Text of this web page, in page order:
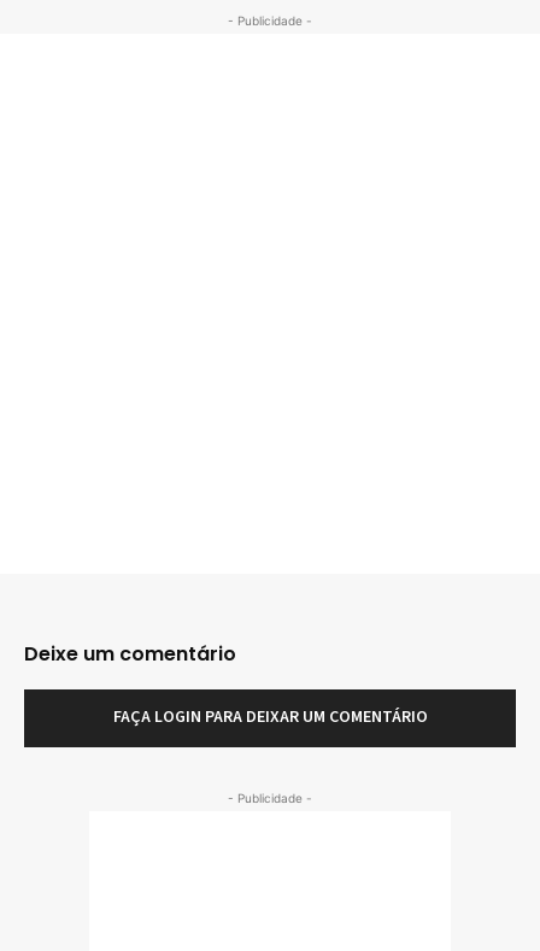
- Publicidade -
Deixe um comentário
FAÇA LOGIN PARA DEIXAR UM COMENTÁRIO
- Publicidade -